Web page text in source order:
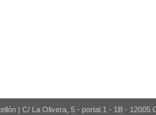
| C/ La Olivera, 5 - portal 1 - 1B - 12005